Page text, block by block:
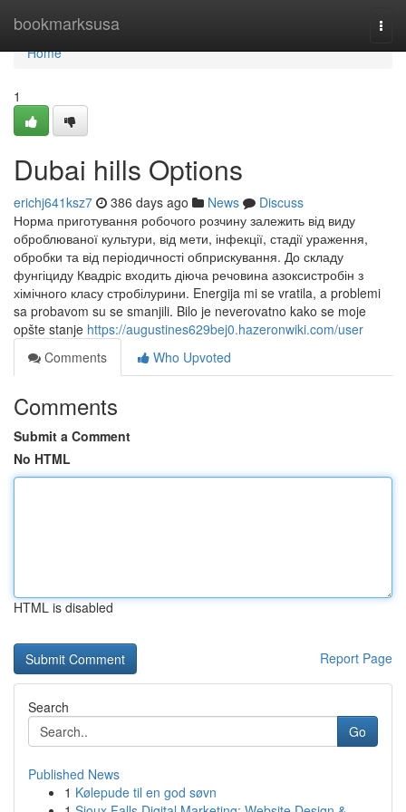
bookmarksusa
Home
Home
1
Dubai hills Options
erichj641ksz7 386 days ago News
Discuss
Норма приготування робочого розчину залежить від виду
оброблюваної культури, від мети, інфекції, стадії ураження,
обробки та від періодичності обприскування. До складу
фунгіциду Квадріс входить діюча речовина азоксистробін з
хімічного класу стробілурини. Energija mi se vratila, a problemi
sa probavom su se smanjili. Bilo je neverovatno kako se moje
opšte stanje https://augustines629bej0.hazeronwiki.com/user
Comments
Who Upvoted
Comments
Submit a Comment
No HTML
HTML is disabled
Report Page
Search
Go
Published News
1 Kølepude til en god søvn